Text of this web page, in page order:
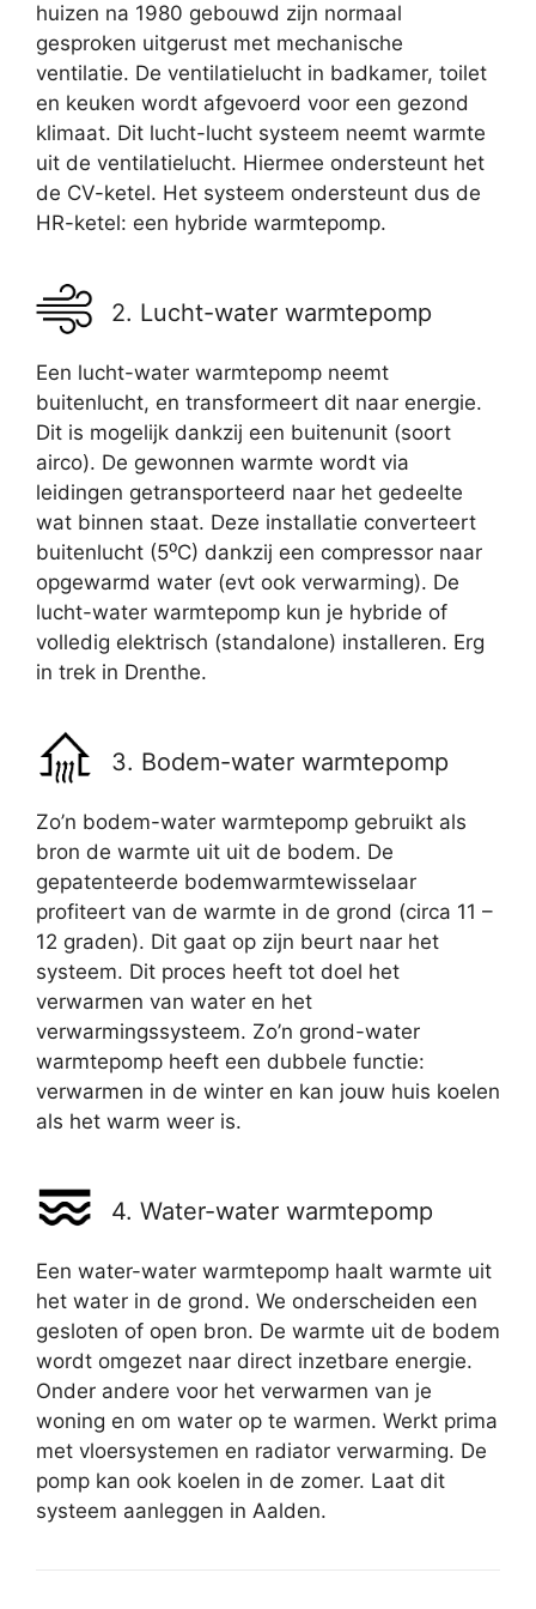
huizen na 1980 gebouwd zijn normaal
gesproken uitgerust met mechanische
ventilatie. De ventilatielucht in badkamer, toilet
en keuken wordt afgevoerd voor een gezond
klimaat. Dit lucht-lucht systeem neemt warmte
uit de ventilatielucht. Hiermee ondersteunt het
de CV-ketel. Het systeem ondersteunt dus de
HR-ketel: een hybride warmtepomp.
2. Lucht-water warmtepomp
Een lucht-water warmtepomp neemt
buitenlucht, en transformeert dit naar energie.
Dit is mogelijk dankzij een buitenunit (soort
airco). De gewonnen warmte wordt via
leidingen getransporteerd naar het gedeelte
wat binnen staat. Deze installatie converteert
buitenlucht (5⁰C) dankzij een compressor naar
opgewarmd water (evt ook verwarming). De
lucht-water warmtepomp kun je hybride of
volledig elektrisch (standalone) installeren. Erg
in trek in Drenthe.
3. Bodem-water warmtepomp
Zo’n bodem-water warmtepomp gebruikt als
bron de warmte uit uit de bodem. De
gepatenteerde bodemwarmtewisselaar
profiteert van de warmte in de grond (circa 11 –
12 graden). Dit gaat op zijn beurt naar het
systeem. Dit proces heeft tot doel het
verwarmen van water en het
verwarmingssysteem. Zo’n grond-water
warmtepomp heeft een dubbele functie:
verwarmen in de winter en kan jouw huis koelen
als het warm weer is.
4. Water-water warmtepomp
Een water-water warmtepomp haalt warmte uit
het water in de grond. We onderscheiden een
gesloten of open bron. De warmte uit de bodem
wordt omgezet naar direct inzetbare energie.
Onder andere voor het verwarmen van je
woning en om water op te warmen. Werkt prima
met vloersystemen en radiator verwarming. De
pomp kan ook koelen in de zomer. Laat dit
systeem aanleggen in Aalden.